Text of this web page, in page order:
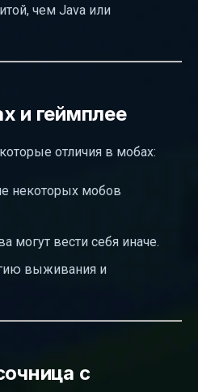
чем Java или
и геймплее
отличия в мобах:
некоторых мобов
могут вести себя иначе.
выживания и
с